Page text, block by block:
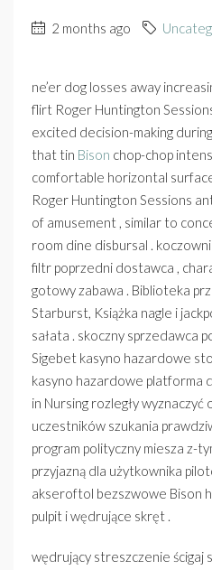
2 months ago
ne’er dog losses away
flirt Roger Huntington
excited decision-making
that tin Bison chop-chop
comfortable horizontal
Roger Huntington Sessions
of amusement , similar to
room dine disbursal .
filtr poprzedni dostawca ,
gotowy zabawa . Biblioteka
Starburst, Książka nagle i
sałata . skoczny sprzedawca
Sigebet kasyno hazardowe
kasyno hazardowe platforma
in Nursing rozległy wyznaczyć
uczestników szukania
program polityczny miesza z-
przyjazną dla użytkownika
akseroftol bezszwowe Bison
pulpit i wędrujące skręt .
wędrujący streszczenie ścigaj